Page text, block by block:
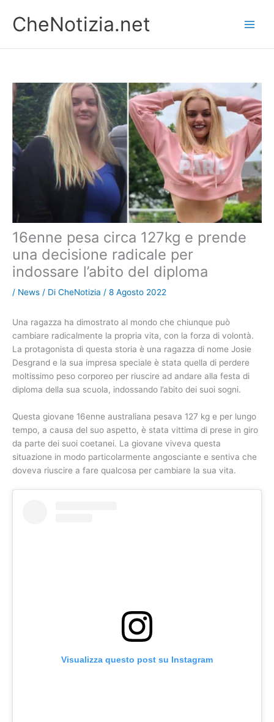
contenuto
CheNotizia.net
16enne pesa circa 127kg e prende
una decisione radicale per
indossare l’abito del diploma
/ News / Di CheNotizia / 8 Agosto 2022
Una ragazza ha dimostrato al mondo che chiunque può
cambiare radicalmente la propria vita, con la forza di volontà.
La protagonista di questa storia è una ragazza di nome Josie
Desgrand e la sua impresa speciale è stata quella di perdere
moltissimo peso corporeo per riuscire ad andare alla festa di
diploma della sua scuola, indossando l’abito dei suoi sogni.
Questa giovane 16enne australiana pesava 127 kg e per lungo
tempo, a causa del suo aspetto, è stata vittima di prese in giro
da parte dei suoi coetanei. La giovane viveva questa
situazione in modo particolarmente angosciante e sentiva che
doveva riuscire a fare qualcosa per cambiare la sua vita.
Visualizza questo post su Instagram